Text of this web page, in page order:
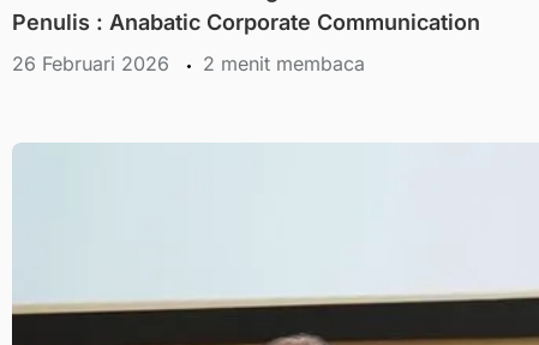
Penulis : Anabatic Corporate Communication
26 Februari 2026 menit membaca